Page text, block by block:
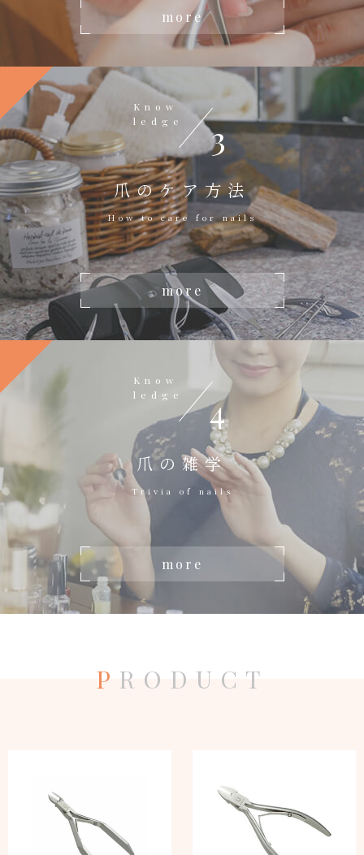
more
Know
ledge
3
爪のケア方法
How to care for nails
more
Know
ledge
4
爪の雑学
Trivia of nails
more
P RODUCT